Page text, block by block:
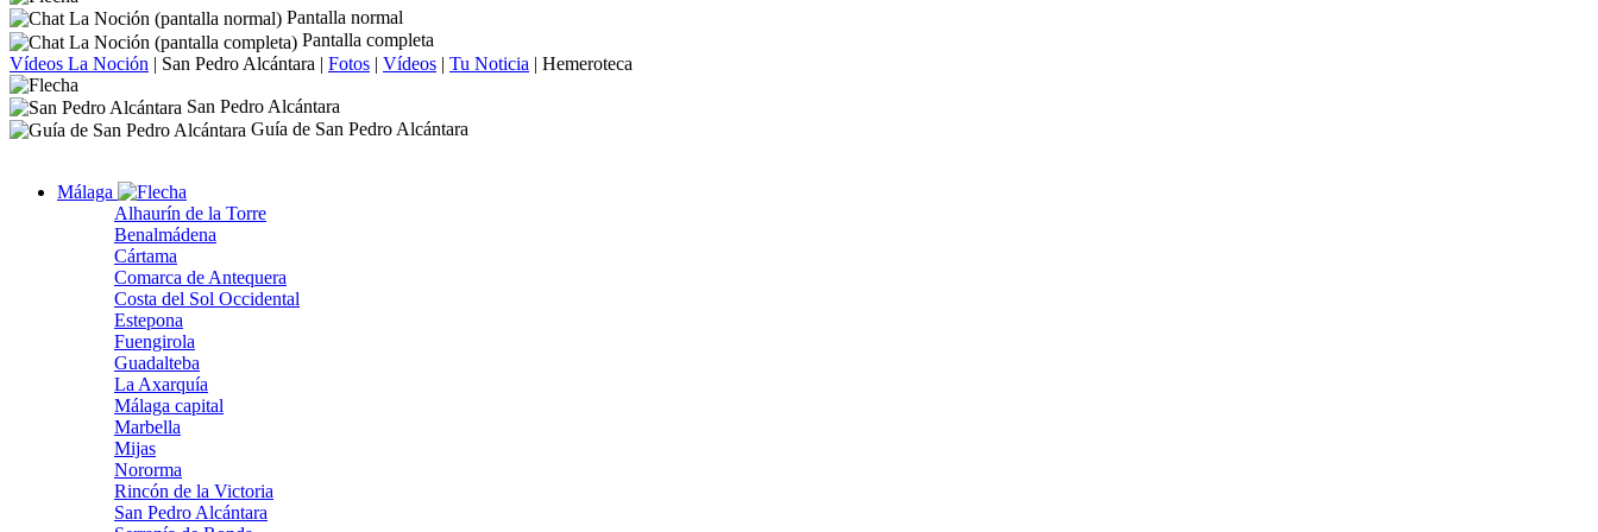
Pantalla normal
Pantalla completa
Vídeos La Noción | San Pedro Alcántara | Fotos | Vídeos | Tu Noticia | Hemeroteca
San Pedro Alcántara
Guía de San Pedro Alcántara
Málaga
Alhaurín de la Torre
Benalmádena
Cártama
Comarca de Antequera
Costa del Sol Occidental
Estepona
Fuengirola
Guadalteba
La Axarquía
Málaga capital
Marbella
Mijas
Nororma
Rincón de la Victoria
San Pedro Alcántara